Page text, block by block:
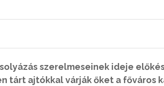
szerelmeseinek ideje
tárt ajtókkal várják őket a főváros